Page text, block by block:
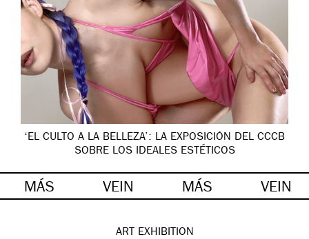
‘EL CULTO A LA BELLEZA’: LA EXPOSICIÓN DEL CCCB
SOBRE LOS IDEALES ESTÉTICOS
MÁS VEIN MÁS VEIN
ART EXHIBITION